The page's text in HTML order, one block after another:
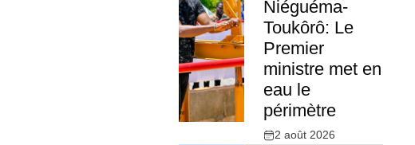
Niéguéma-
Toukôrô: Le
Premier
ministre met en
eau le
périmètre
2 août 2026